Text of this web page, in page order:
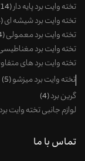
تخته وایت برد پایه دار 14
تخته وایت برد شیشه ای
تخته وایت برد معمولی
تخته وایت برد
تخته وایت برد های
تخته وایت برد میزشو 5
گرین برد 4
لوازم جانبی تخته وایت برد
تماس با ما